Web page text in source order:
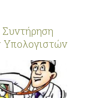
Συντήρηση
Υπολογιστών